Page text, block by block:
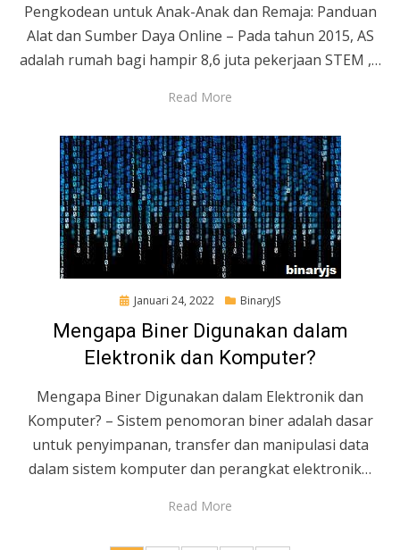
Pengkodean untuk Anak-Anak dan Remaja: Panduan
Alat dan Sumber Daya Online – Pada tahun 2015, AS
adalah rumah bagi hampir 8,6 juta pekerjaan STEM ,…
Read More
Posted
Januari 24, 2022 BinaryJS
Mengapa Biner Digunakan dalam
Elektronik dan Komputer?
Mengapa Biner Digunakan dalam Elektronik dan
Komputer? – Sistem penomoran biner adalah dasar
untuk penyimpanan, transfer dan manipulasi data
dalam sistem komputer dan perangkat elektronik…
Read More